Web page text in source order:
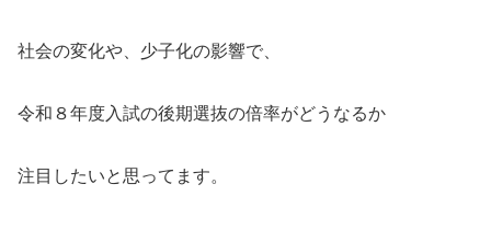
社会の変化や、少子化の影響で、
令和８年度入試の後期選抜の倍率がどうなるか
注目したいと思ってます。